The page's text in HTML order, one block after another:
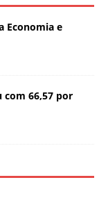
Economia e
com 66,57 por